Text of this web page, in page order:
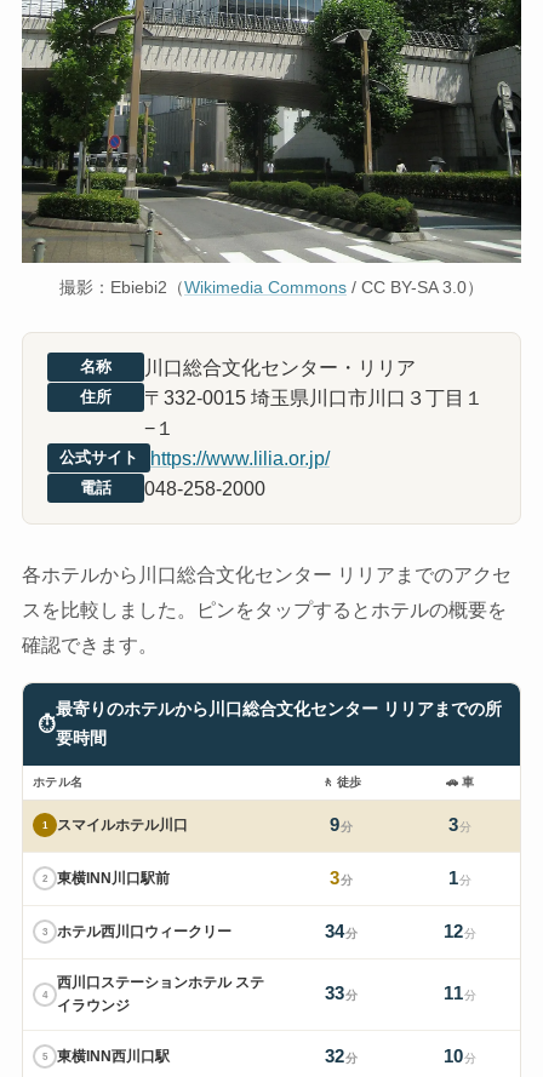
撮影：Ebiebi2（Wikimedia Commons / CC BY-SA 3.0）
名称 川口総合文化センター・リリア
住所
〒332-0015 埼玉県川口市川口３丁目１
−１
公式サイト https://www.lilia.or.jp/
電話 048-258-2000
各ホテルから川口総合文化センター リリアまでのアクセ
スを比較しました。ピンをタップするとホテルの概要を
確認できます。
⏱
最寄りのホテルから川口総合文化センター リリアまでの所
要時間
ホテル名 🚶 徒歩 🚗 車
1 スマイルホテル川口 9分 3分
2 東横INN川口駅前 3分 1分
3 ホテル西川口ウィークリー 34分 12分
4
西川口ステーションホテル ステ
イラウンジ
33分 11分
5 東横INN西川口駅 32分 10分